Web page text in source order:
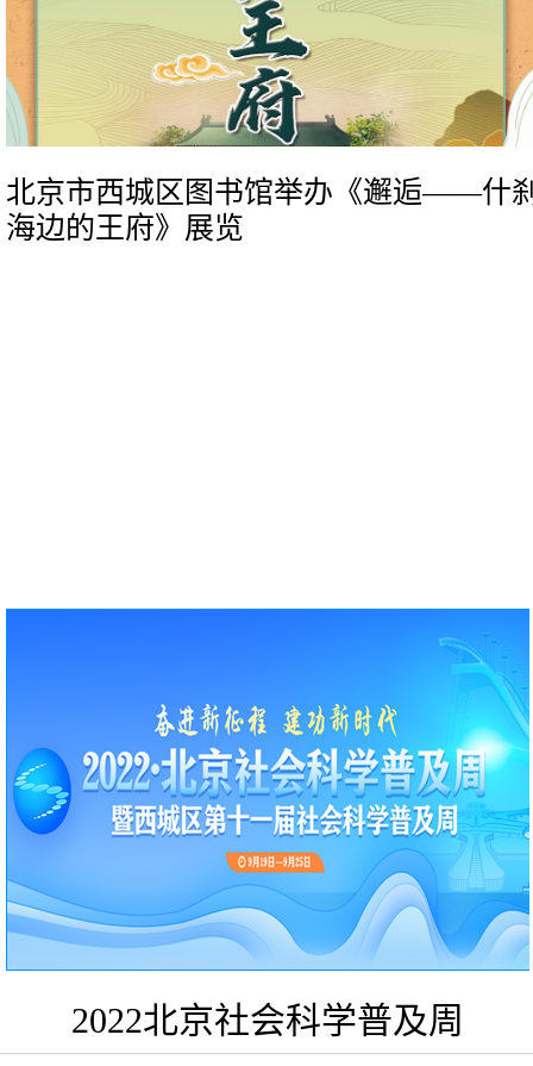
北京市西城区图书馆举办《邂逅——什
海边的王府》展览
2022北京社会科学普及周